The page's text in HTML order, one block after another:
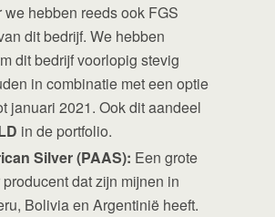
we hebben reeds ook FGS
dit bedrijf. We hebben
dit bedrijf voorlopig stevig
in combinatie met een optie
januari 2021. Ook dit aandeel
in de portfolio.
Silver (PAAS): Een grote
dat zijn mijnen in
Bolivia en Argentinië heeft.